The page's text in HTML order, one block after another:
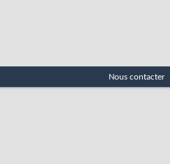
Nous contacter